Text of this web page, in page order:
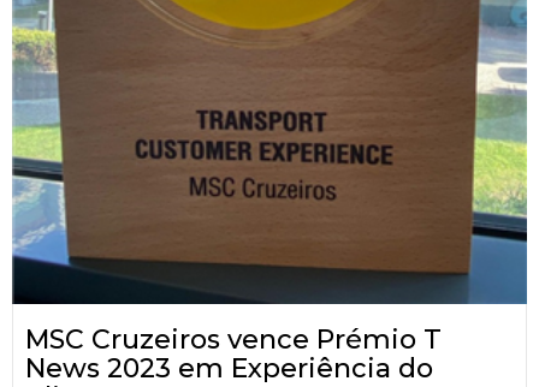
MSC Cruzeiros vence Prémio T
News 2023 em Experiência do